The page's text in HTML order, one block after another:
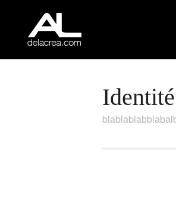
Identité